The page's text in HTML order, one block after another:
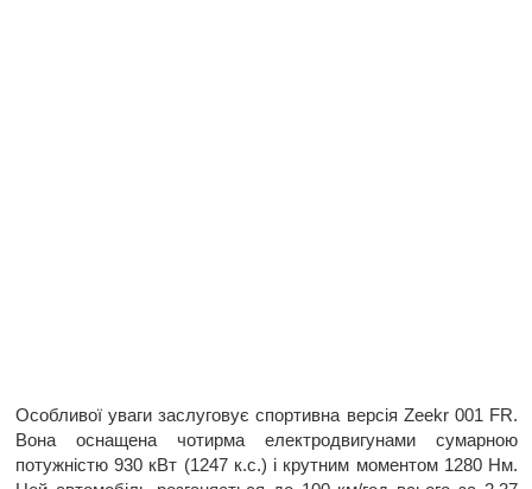
Особливої уваги заслуговує спортивна версія Zeekr 001 FR.
Вона оснащена чотирма електродвигунами сумарною
потужністю 930 кВт (1247 к.с.) і крутним моментом 1280 Нм.